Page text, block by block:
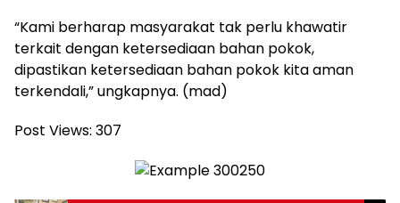
“Kami berharap masyarakat tak perlu khawatir
terkait dengan ketersediaan bahan pokok,
dipastikan ketersediaan bahan pokok kita aman
terkendali,” ungkapnya. (mad)
Post Views: 307